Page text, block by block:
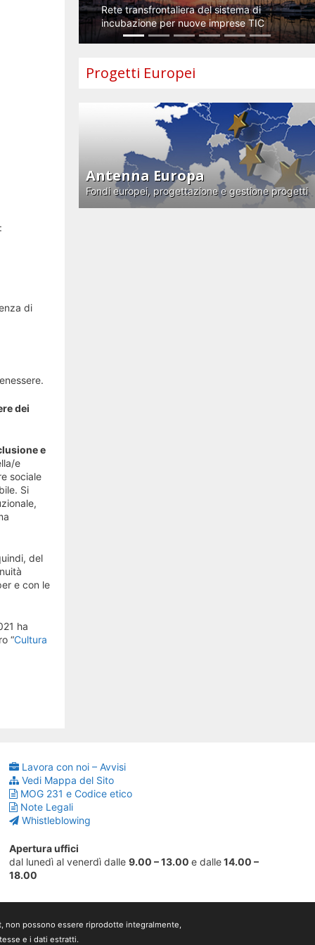
di
dei
e
e
sociale
Si
del
e con le
ha
“Cultura
Rete transfrontaliera del sistema di
incubazione per nuove imprese TIC
Progetti Europei
Antenna Europa
Fondi europei, progettazione e gestione progetti
Lavora con noi – Avvisi
Vedi Mappa del Sito
MOG 231 e Codice etico
Note Legali
Whistleblowing
Apertura uffici
dal lunedì al venerdì dalle9.00 – 13.00e dalle14.00 –
18.00
non possono essere riprodotte integralmente,
e i dati estratti.